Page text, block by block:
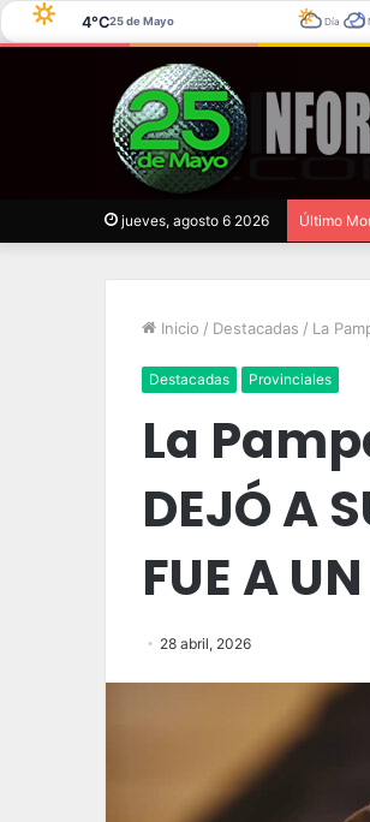
4°C25 de Mayo Día
jueves, agosto 6 2026 Último
Inicio / Destacadas / La
Destacadas Provinciales
La
DEJÓ A
FUE A
28 abril, 2026